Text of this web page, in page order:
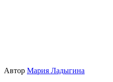
Автор Мария Ладыгина